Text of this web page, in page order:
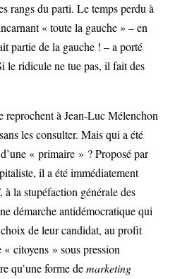
rangs du parti. Le temps perdu à
« toute la gauche » – en
partie de la gauche ! – a porté
le ridicule ne tue pas, il fait des
reprochent à Jean-Luc Mélenchon
les consulter. Mais qui a été
« primaire » ? Proposé par
il a été immédiatement
la stupéfaction générale des
démarche antidémocratique qui
de leur candidat, au profit
« citoyens » sous pression
qu’une forme demarketing